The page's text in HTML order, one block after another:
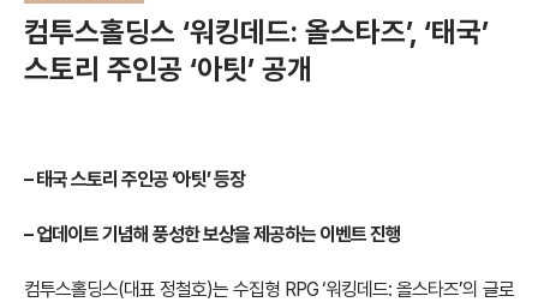
컴투스홀딩스 ‘워킹데드: 올스타즈’, ‘태국’
스토리 주인공 ‘아팃’ 공개
– 태국 스토리 주인공 ‘아팃’ 등장
–업데이트 기념해 풍성한 보상을 제공하는 이벤트 진행
컴투스홀딩스(대표 정철호)는 수집형 RPG ‘워킹데드: 올스타즈’의 글로